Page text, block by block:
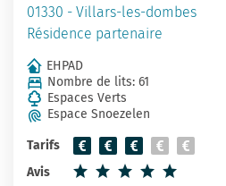
01330 - Villars-les-dombes
Résidence partenaire
EHPAD
Nombre de lits: 61
Espaces Verts
Espace Snoezelen
Tarifs
Avis